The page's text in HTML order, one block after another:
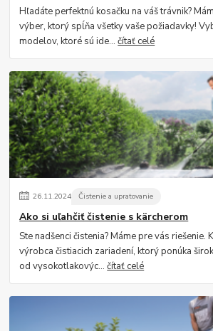
Hľadáte perfektnú kosačku na váš trávnik?
výber, ktorý spĺňa všetky vaše požiadavky!
modelov, ktoré sú ide...čítať celé
26.11.2024 Čistenie a upratovanie
Ako si uľahčiť čistenie s kärcherom
Ste nadšenci čistenia? Máme pre vás riešenie.
výrobca čistiacich zariadení, ktorý ponúka
od vysokotlakovýc...čítať celé